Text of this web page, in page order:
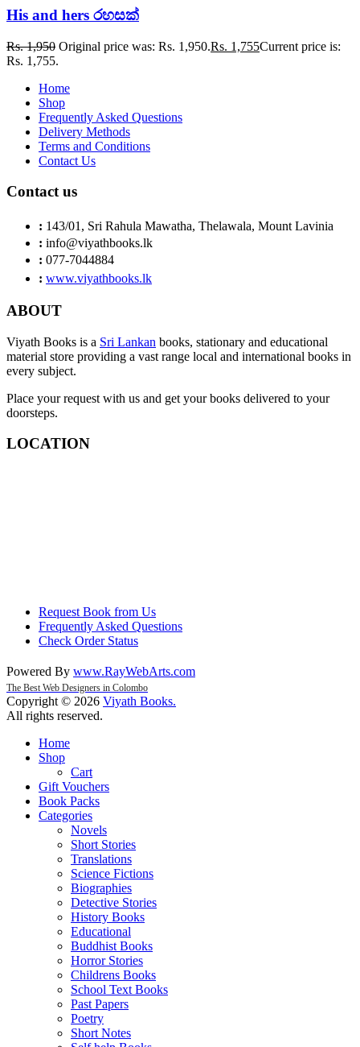
His and hers රහසක්
Rs.1,950 Original price was: Rs. 1,950.Rs. 1,755Current price is:
Rs. 1,755.
Home
Shop
Frequently Asked Questions
Delivery Methods
Terms and Conditions
Contact Us
Contact us
: 143/01, Sri Rahula Mawatha, Thelawala, Mount Lavinia
: info@viyathbooks.lk
: 077-7044884
: www.viyathbooks.lk
ABOUT
Viyath Books is a Sri Lankan books, stationary and educational
material store providing a vast range local and international books in
every subject.
Place your request with us and get your books delivered to your
doorsteps.
LOCATION
Request Book from Us
Frequently Asked Questions
Check Order Status
Powered By www.RayWebArts.com
The Best Web Designers in Colombo
Copyright © 2026 Viyath Books.
All rights reserved.
Home
Shop
Cart
Gift Vouchers
Book Packs
Categories
Novels
Short Stories
Translations
Science Fictions
Biographies
Detective Stories
History Books
Educational
Buddhist Books
Horror Stories
Childrens Books
School Text Books
Past Papers
Poetry
Short Notes